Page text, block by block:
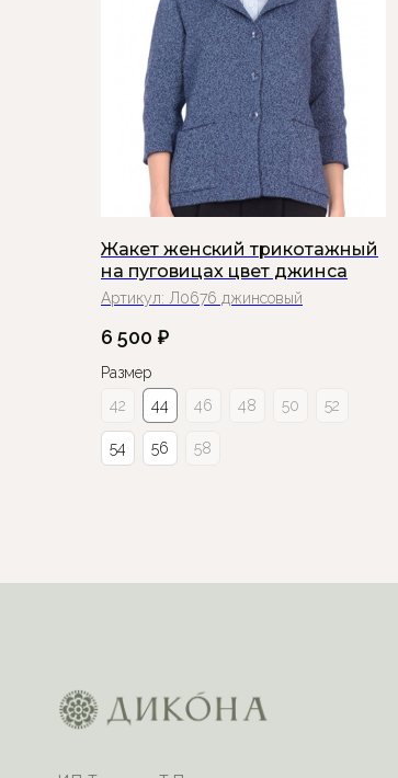
Жакет женский трикотажный
на пуговицах цвет джинса
Артикул: Л0676 джинсовый
6 500 ₽
Размер
42
44 46 48 50 52
54 56 58